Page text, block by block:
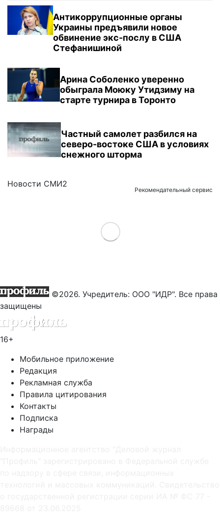
Антикоррупционные органы
Украины предъявили новое
обвинение экс-послу в США
Стефанишиной
Арина Соболенко уверенно
обыграла Моюку Утидзиму на
старте турнира в Торонто
Частный самолет разбился на
северо-востоке США в условиях
снежного шторма
Новости СМИ2
Рекомендательный сервис
Load More
©2026. Учредитель: ООО "ИДР". Все права
защищены
16+
Мобильное приложение
Редакция
Рекламная служба
Правила цитирования
Контакты
Подписка
Награды